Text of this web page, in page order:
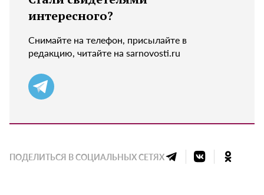
интересного?
Снимайте на телефон, присылайте в
редакцию, читайте на sarnovosti.ru
ПОДЕЛИТЬСЯ В СОЦИАЛЬНЫХ СЕТЯХ